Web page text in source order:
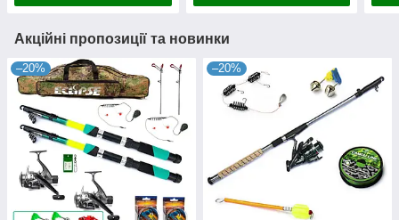
Акційні пропозиції та новинки
–20% –20%